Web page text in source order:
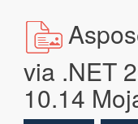
via .NET
10.14